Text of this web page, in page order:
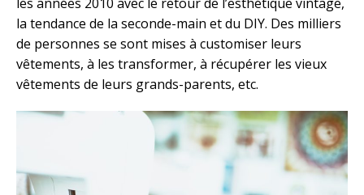
les années 2010 avec le retour de l’esthétique vintage,
la tendance de la seconde-main et du DIY. Des milliers
de personnes se sont mises à customiser leurs
vêtements, à les transformer, à récupérer les vieux
vêtements de leurs grands-parents, etc.